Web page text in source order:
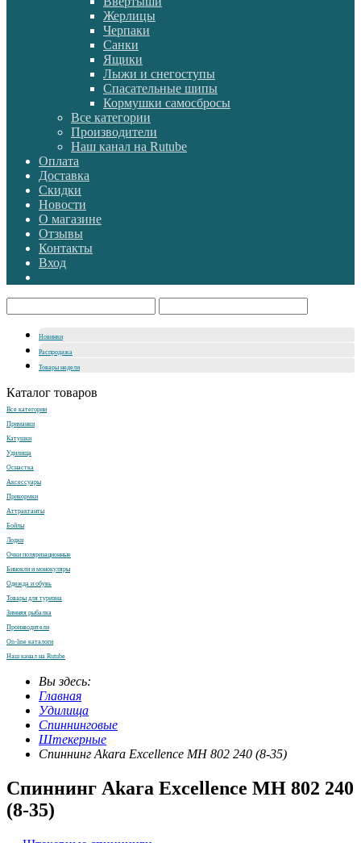
Жерлицы
Черпаки
Санки
Ящики
Лыжи и снегоступы
Спасательные шипы
Кормушки самосбросы
Все категории
Производители
Наш канал на Rutube
Оплата
Доставка
Скидки
Новости
О магазине
Отзывы
Контакты
Вход
Новинки
Распродажа
Товары недели
Каталог товаров
Все категории
Приманки
Катушки
Удилища
Оснастка
Аксессуары
Прикормки
Аттрактанты
Бойлы
Лодки
Очки поляризационные
Бинокли и монокуляры
Одежда и обувь
Товары для туризма
Зимняя рыбалка
Производители
On-line каталоги
Наш канал на Rutube
Вы здесь:
Главная
Удилища
Спиннинговые
Штекерные
Спиннинг Akara Excellence MH 802 240 (8-35)
Спиннинг Akara Excellence MH 802 240
(8-35)